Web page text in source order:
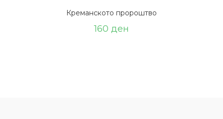
Креманското пророштво
160 ден